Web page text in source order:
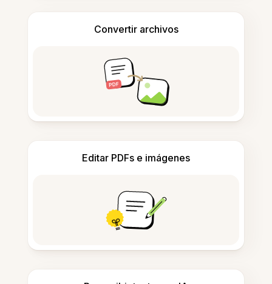
Convertir archivos
Editar PDFs e imágenes